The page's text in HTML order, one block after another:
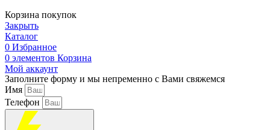
Корзина покупок
Закрыть
Каталог
0 Избранное
0 элементов Корзина
Мой аккаунт
Заполните форму и мы непременно с Вами свяжемся
Имя
Телефон